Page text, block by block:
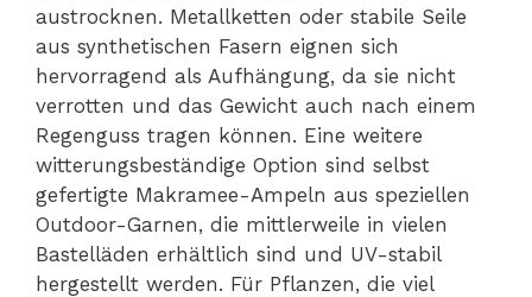
austrocknen. Metallketten oder stabile Seile
aus synthetischen Fasern eignen sich
hervorragend als Aufhängung, da sie nicht
verrotten und das Gewicht auch nach einem
Regenguss tragen können. Eine weitere
witterungsbeständige Option sind selbst
gefertigte Makramee-Ampeln aus speziellen
Outdoor-Garnen, die mittlerweile in vielen
Bastelläden erhältlich sind und UV-stabil
hergestellt werden. Für Pflanzen, die viel